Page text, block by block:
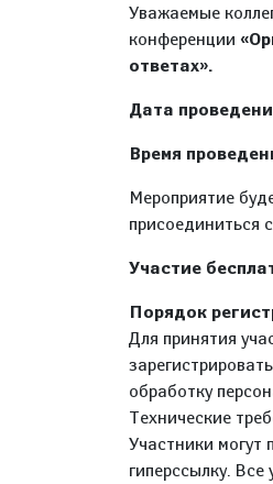
Уважаемые
конференции
ответах».
Дата
Время
Мероприятие
присоединиться
Участие
Порядок
Для принятия
обработку
Технические
Участники могут
гиперссылку.